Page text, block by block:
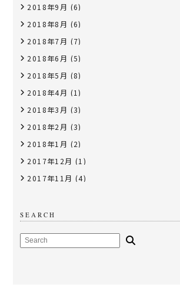
2018年9月 (6)
2018年8月 (6)
2018年7月 (7)
2018年6月 (5)
2018年5月 (8)
2018年4月 (1)
2018年3月 (3)
2018年2月 (3)
2018年1月 (2)
2017年12月 (1)
2017年11月 (4)
SEARCH